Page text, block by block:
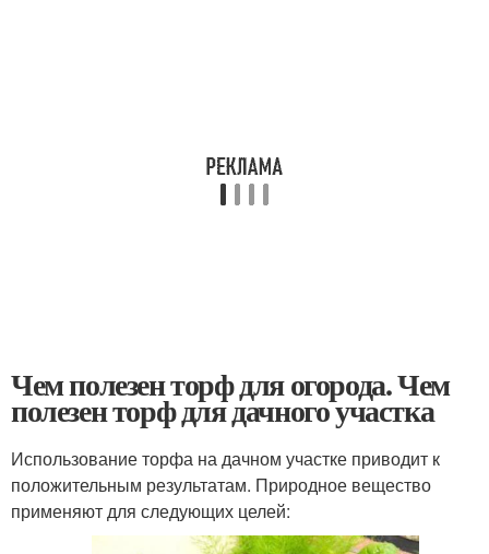
Чем полезен торф для огорода. Чем
полезен торф для дачного участка
Использование торфа на дачном участке приводит к
положительным результатам. Природное вещество
применяют для следующих целей: